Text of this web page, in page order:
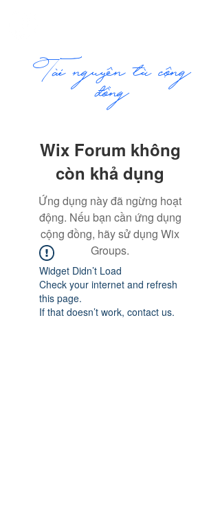
​Tài nguyên từ cộng
đồng
Wix Forum không
còn khả dụng
Ứng dụng này đã ngừng hoạt
động. Nếu bạn cần ứng dụng
cộng đồng, hãy sử dụng Wix
Groups.
Widget Didn’t Load
Check your internet and refresh
this page.
If that doesn’t work, contact us.